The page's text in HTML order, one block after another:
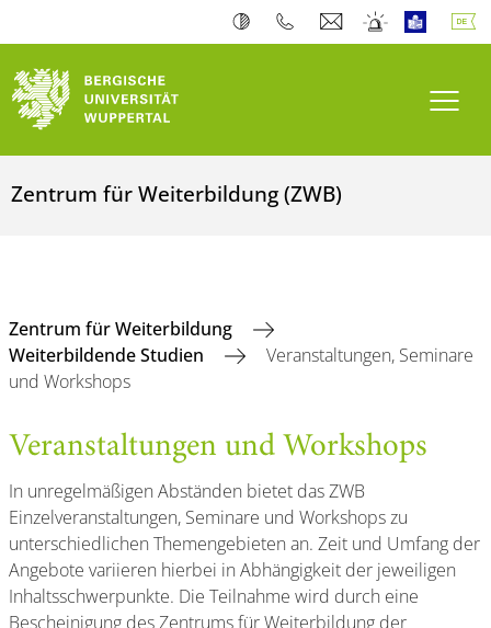
Zentrum für Weiterbildung (ZWB)
Zentrum für Weiterbildung
Weiterbildende Studien
Veranstaltungen, Seminare
und Workshops
Veranstaltungen und Workshops
In unregelmäßigen Abständen bietet das ZWB
Einzelveranstaltungen, Seminare und Workshops zu
unterschiedlichen Themengebieten an. Zeit und Umfang der
Angebote variieren hierbei in Abhängigkeit der jeweiligen
Inhaltsschwerpunkte. Die Teilnahme wird durch eine
Bescheinigung des Zentrums für Weiterbildung der